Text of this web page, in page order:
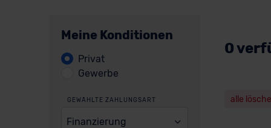
Meine Konditionen
Privat
Gewerbe
GEWÄHLTE ZAHLUNGSART
Finanzierung
0
alle